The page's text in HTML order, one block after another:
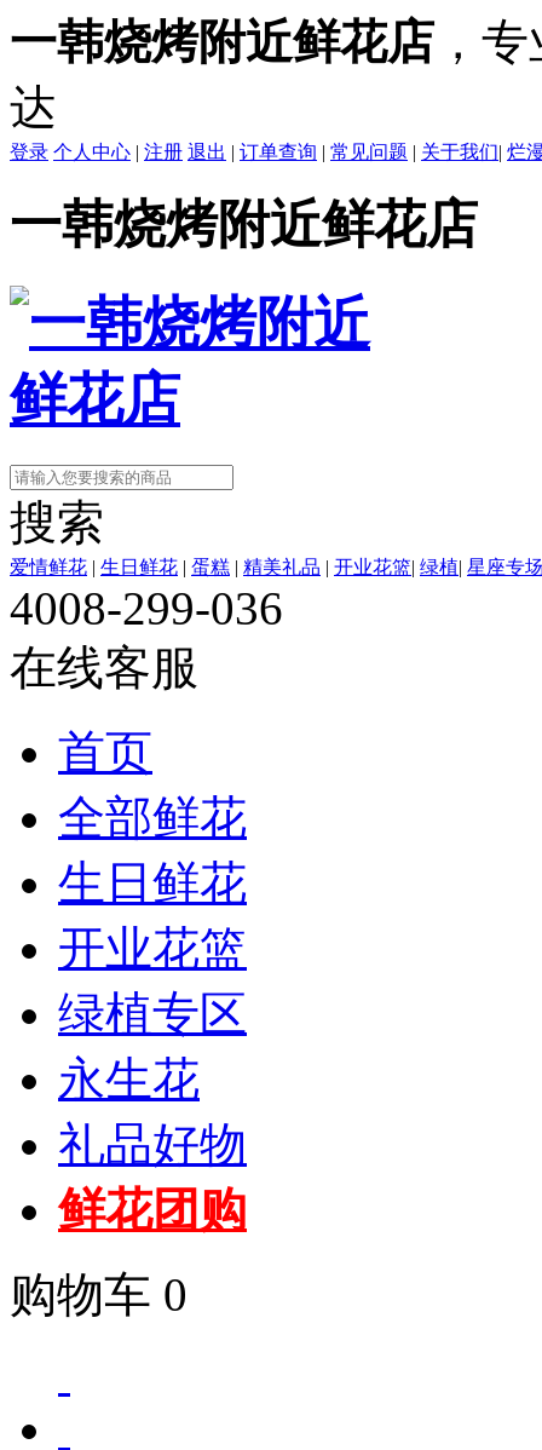
一韩烧烤附近鲜花店，专
达
登录 个人中心 | 注册 退出 | 订单查询 | 常见问题 | 关于我们| 烂
一韩烧烤附近鲜花店
搜索
爱情鲜花 | 生日鲜花 | 蛋糕 | 精美礼品 | 开业花篮| 绿植| 星座专
4008-299-036
在线客服
首页
全部鲜花
生日鲜花
开业花篮
绿植专区
永生花
礼品好物
鲜花团购
购物车 0